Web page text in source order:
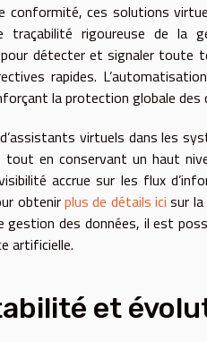
conformité, ces solutions
traçabilité rigoureuse de la
détecter et signaler toute
rapides.
la protection globale des
virtuels dans les
tout en conservant un haut
accrue sur les flux
obtenirplus de détails ici sur
gestion des données, il est
artificielle.
et